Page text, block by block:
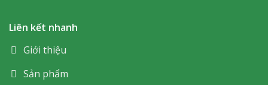
Liên kết nhanh
Giới thiệu
Sản phẩm